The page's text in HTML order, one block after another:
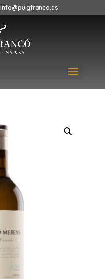
info@puigfranco.es